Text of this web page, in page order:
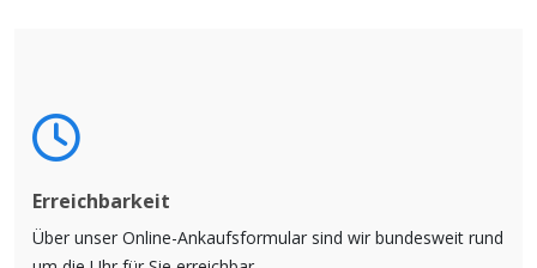
Erreichbarkeit
Über unser Online-Ankaufsformular sind wir bundesweit rund